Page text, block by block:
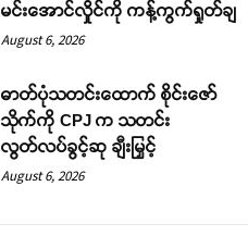
မင်းအောင်လှိုင်ကို ကန့်ကွက်ရှုတ်ချ
August 6, 2026
ဓာတ်ပုံသတင်းထောက် စိုင်းဇော်
သိုက်ကို CPJ က သတင်း
လွတ်လပ်ခွင့်ဆု ချီးမြှင့်
August 6, 2026